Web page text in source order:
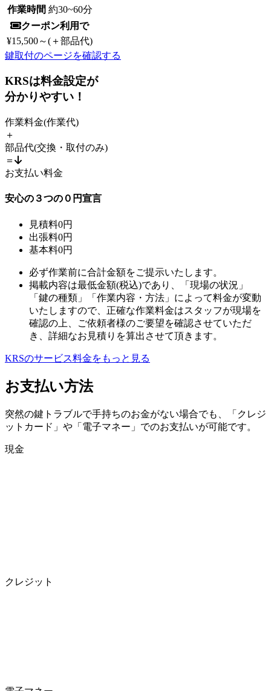
作業時間 約30~60分
クーポン利用で
¥15,500～(＋部品代)
鍵取付のページを確認する
KRSは料金設定が
分かりやすい！
作業料金(作業代)
＋
部品代(交換・取付のみ)
＝
お支払い料金
安心の ３つの０ 円宣言
見積料0円
出張料0円
基本料0円
必ず作業前に合計金額をご提示いたします。
掲載内容は最低金額(税込)であり、「現場の状況」
「鍵の種類」「作業内容・方法」によって料金が変動
いたしますので、正確な作業料金はスタッフが現場を
確認の上、ご依頼者様のご要望を確認させていただ
き、詳細なお見積りを算出させて頂きます。
KRSのサービス料金をもっと見る
お支払い方法
突然の鍵トラブルで手持ちのお金がない場合でも、「クレジ
ットカード」や「電子マネー」でのお支払いが可能です。
現金
クレジット